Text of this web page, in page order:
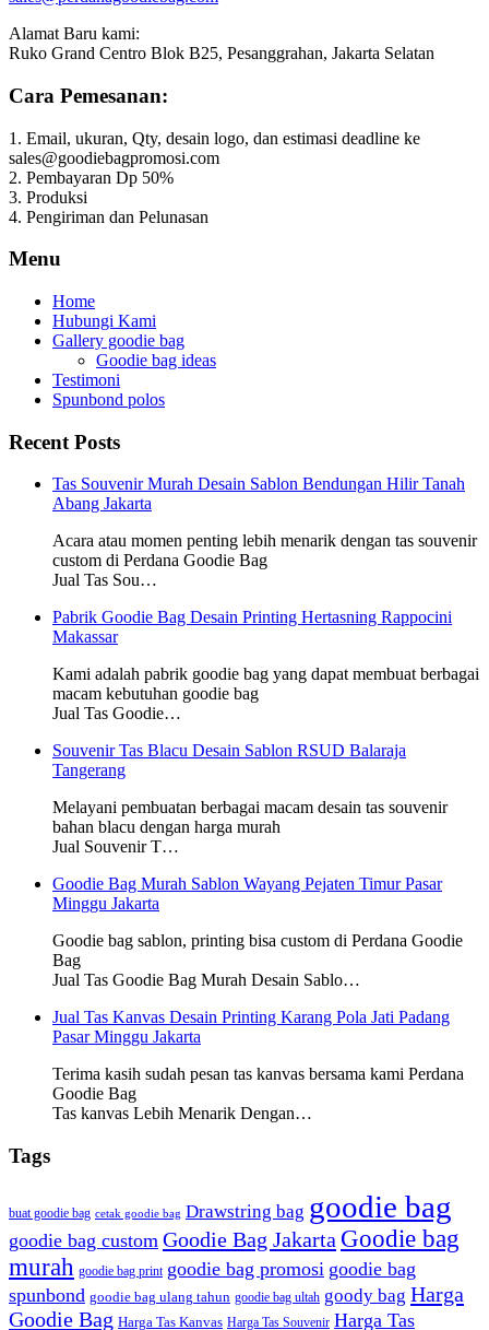
Alamat Baru kami:
Ruko Grand Centro Blok B25, Pesanggrahan, Jakarta Selatan
Cara Pemesanan:
1. Email, ukuran, Qty, desain logo, dan estimasi deadline ke
sales@goodiebagpromosi.com
2. Pembayaran Dp 50%
3. Produksi
4. Pengiriman dan Pelunasan
Menu
Home
Hubungi Kami
Gallery goodie bag
Goodie bag ideas
Testimoni
Spunbond polos
Recent Posts
Tas Souvenir Murah Desain Sablon Bendungan Hilir Tanah
Abang Jakarta
Acara atau momen penting lebih menarik dengan tas souvenir
custom di Perdana Goodie Bag
Jual Tas Sou…
Pabrik Goodie Bag Desain Printing Hertasning Rappocini
Makassar
Kami adalah pabrik goodie bag yang dapat membuat berbagai
macam kebutuhan goodie bag
Jual Tas Goodie…
Souvenir Tas Blacu Desain Sablon RSUD Balaraja
Tangerang
Melayani pembuatan berbagai macam desain tas souvenir
bahan blacu dengan harga murah
Jual Souvenir T…
Goodie Bag Murah Sablon Wayang Pejaten Timur Pasar
Minggu Jakarta
Goodie bag sablon, printing bisa custom di Perdana Goodie
Bag
Jual Tas Goodie Bag Murah Desain Sablo…
Jual Tas Kanvas Desain Printing Karang Pola Jati Padang
Pasar Minggu Jakarta
Terima kasih sudah pesan tas kanvas bersama kami Perdana
Goodie Bag
Tas kanvas Lebih Menarik Dengan…
Tags
buat goodie bag cetak goodie bag Drawstring bag goodie bag
goodie bag custom Goodie Bag Jakarta Goodie bag
murah goodie bag print goodie bag promosi goodie bag
spunbond goodie bag ulang tahun goodie bag ultah goody bag Harga
Goodie Bag Harga Tas Kanvas Harga Tas Souvenir Harga Tas